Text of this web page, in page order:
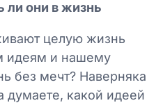
ли они в жизнь
целую жизнь
идеям и нашему
без мечт? Наверняка
думаете, какой идеей